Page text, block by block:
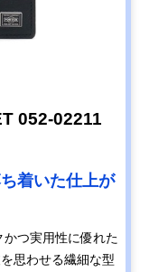
052-02211
着いた仕上が
かつ実用性に優れた
思わせる繊細な型